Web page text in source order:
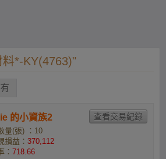
*-KY(4763)"
的小資族2
量(張) ：10
損益： 370,112
： 718.66